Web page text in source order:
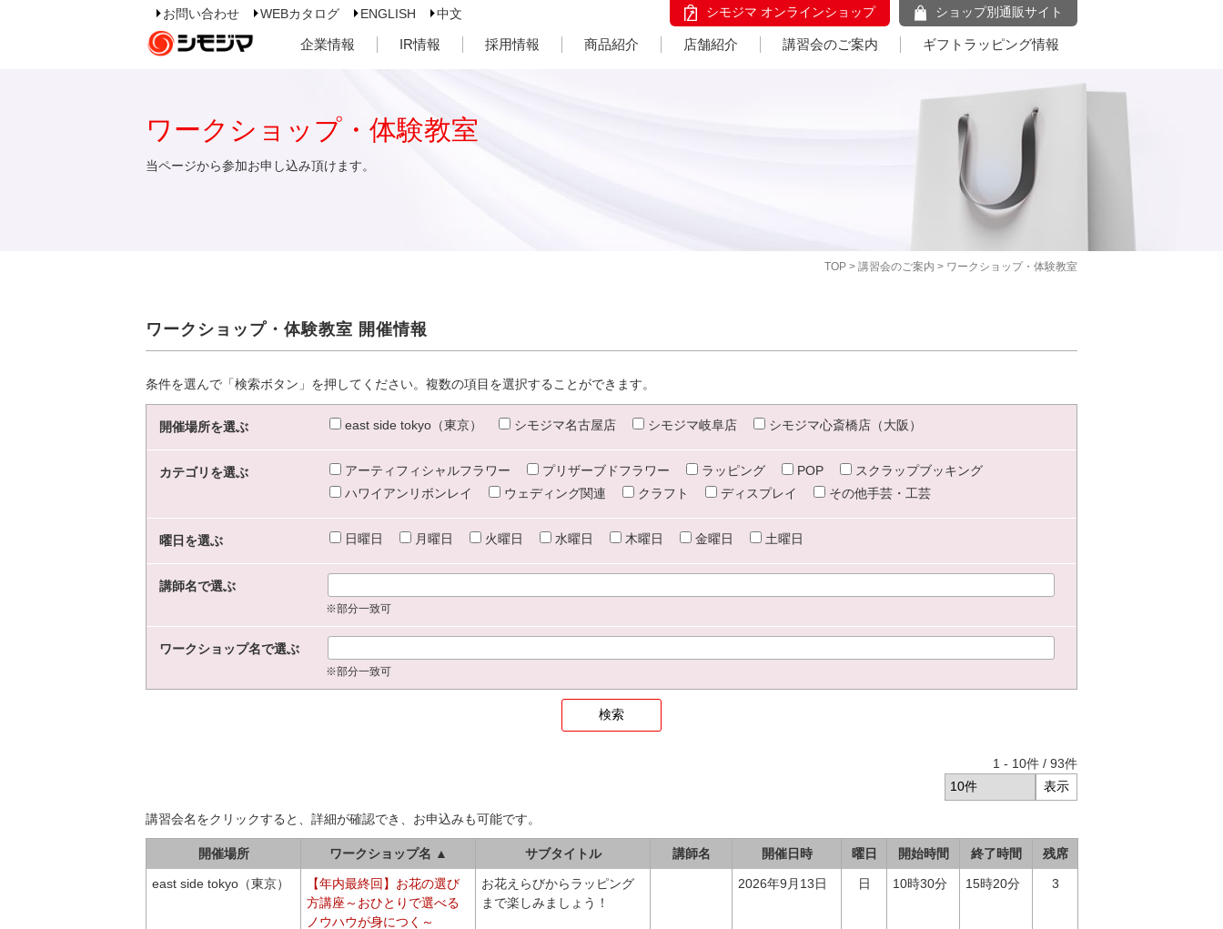
お問い合わせ WEBカタログ ENGLISH 中文 シモジマ オンラインショップ ショップ別通販サイト
企業情報 IR情報 採用情報 商品紹介 店舗紹介 講習会のご案内 ギフトラッピング情報
TOP > 講習会のご案内 > ワークショップ・体験教室
ワークショップ・体験教室
当ページから参加お申し込み頂けます。
ワークショップ・体験教室 開催情報
条件を選んで「検索ボタン」を押してください。複数の項目を選択することができます。
開催場所を選ぶ east side tokyo（東京） シモジマ名古屋店 シモジマ岐阜店 シモジマ心斎橋店（大阪）
カテゴリを選ぶ アーティフィシャルフラワー プリザーブドフラワー ラッピング POP
スクラップブッキング
ハワイアンリボンレイ
ウェディング関連 クラフト ディスプレイ その他手芸・工芸
曜日を選ぶ 日曜日 月曜日 火曜日 水曜日 木曜日 金曜日 土曜日
講師名で選ぶ
※部分一致可
ワークショップ名で選ぶ
※部分一致可
1 - 10件 / 93件
講習会名をクリックすると、詳細が確認でき、お申込みも可能です。
開催場所 ワークショップ名 ▲ サブタイトル 講師名 開催日時 曜日 開始時間 終了時間 残席
east side tokyo（東京）
【年内最終回】お花の選び
方講座～おひとりで選べる
ノウハウが身につく～
お花えらびからラッピング
まで楽しみましょう！
2026年9月13日 日 10時30分 15時20分 3